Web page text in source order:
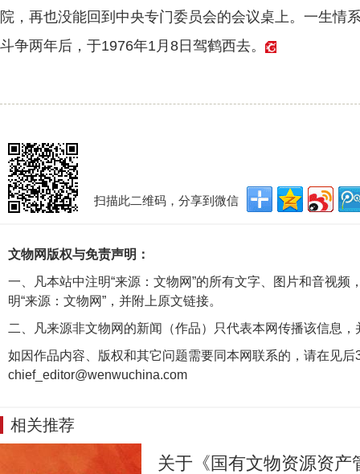
院，再也没能回到中央专门委员会的会议桌上。一生情
斗争两年后，于1976年1月8日驾鹤西去。
扫描此二维码，分享到微信
文物网版权与免责声明：
一、凡本站中注明“来源：文物网”的所有文字、图片和音视
明“来源：文物网”，并附上原文链接。
二、凡来源非文物网的新闻（作品）只代表本网传播该信息
如因作品内容、版权和其它问题需要同本网联系的，请在见后
chief_editor@wenwuchina.com
相关推荐
关于《国有文物资源资